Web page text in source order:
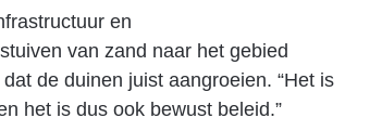
en
van zand naar het gebied
de duinen juist aangroeien. “Het is
het is dus ook bewust beleid.”